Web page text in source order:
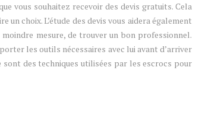
vous souhaitez recevoir des devis gratuits. Cela
choix. L’étude des devis vous aidera également
mesure, de trouver un bon professionnel.
les outils nécessaires avec lui avant d’arriver
sont des techniques utilisées par les escrocs pour